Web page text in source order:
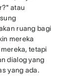
atau
ruang bagi
mereka
tetapi
dialog yang
yang ada.